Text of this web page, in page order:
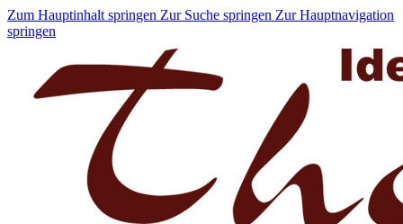
Zum Hauptinhalt springen Zur Suche springen Zur Hauptnavigation
springen